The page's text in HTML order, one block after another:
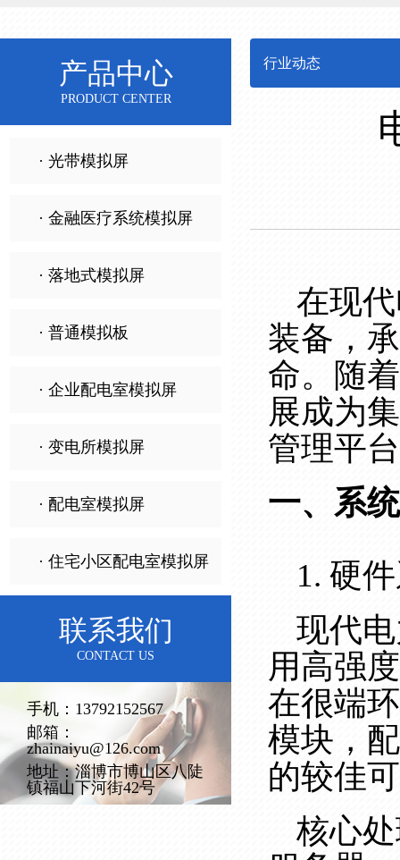
产品中心
PRODUCT CENTER
· 光带模拟屏
· 金融医疗系统模拟屏
· 落地式模拟屏
· 普通模拟板
· 企业配电室模拟屏
· 变电所模拟屏
· 配电室模拟屏
· 住宅小区配电室模拟屏
联系我们
CONTACT US
手机：13792152567
邮箱：
zhainaiyu@126.com
地址：淄博市博山区八陡
镇福山下河街42号
行业动态
在现
装备，
命。随
展成为
管理平
一、系
1. 硬
现代
用高强
在很端
模块，
的较佳
核心